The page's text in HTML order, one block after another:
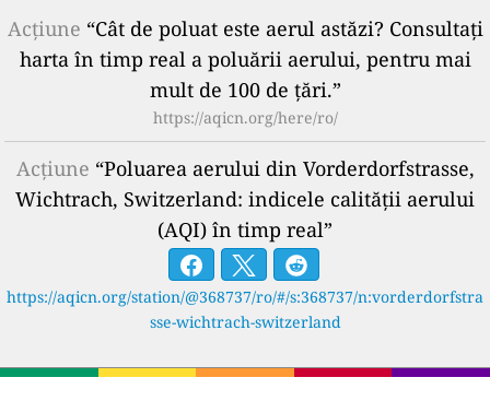
Acțiune “Cât de poluat este aerul astăzi? Consultați
harta în timp real a poluării aerului, pentru mai
mult de 100 de țări.”
https://aqicn.org/here/ro/
Acțiune “Poluarea aerului din Vorderdorfstrasse,
Wichtrach, Switzerland: indicele calității aerului
(AQI) în timp real”
https://aqicn.org/station/@368737/ro/#/s:368737/n:vorderdorfstra
sse-wichtrach-switzerland